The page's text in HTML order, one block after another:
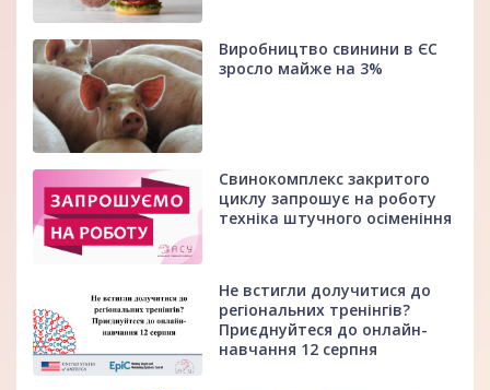
Виробництво свинини в ЄС
зросло майже на 3%
Свинокомплекс закритого
циклу запрошує на роботу
техніка штучного осіменіння
Не встигли долучитися до
регіональних тренінгів?
Приєднуйтеся до онлайн-
навчання 12 серпня